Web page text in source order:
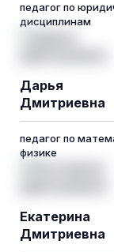
педагог по
дисциплинам
Дарья
Дмитриевна
педагог по
физике
Екатерина
Дмитриевна